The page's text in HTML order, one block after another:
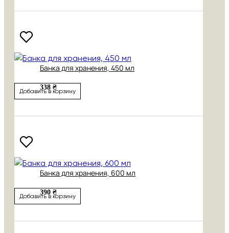
Банка для хранения, 450 мл
338 ₴
Добавить в корзину
Банка для хранения, 600 мл
390 ₴
Добавить в корзину